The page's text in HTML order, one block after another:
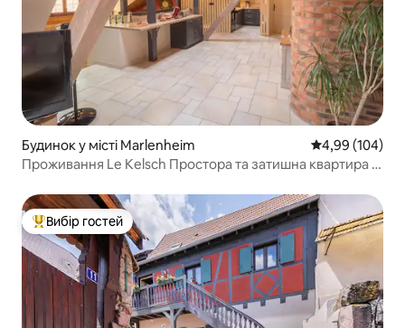
Будинок у місті Marlenheim Середня
4,99 (104)
Проживання Le Kelsch Простора та затишна квартира із
Топ вибір гостей
Вибір гостей